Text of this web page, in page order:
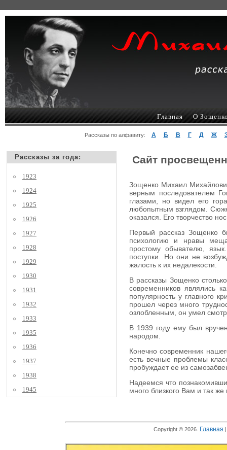
Главная О
Рассказы по алфавиту: А Б В Г Д Ж
Рассказы за года:
1923
1924
1925
1926
1927
1928
1929
1930
1931
1932
1933
1935
1936
1937
1938
1945
Сайт
Зощенко Михаил
верным последователем
глазами, но видел его
любопытным взглядом.
оказался. Его творчество
Первый рассказ Зощенко
психологию и нравы
простому обывателю,
поступки. Но они не
жалость к их недалекости.
В рассказы Зощенко
современников являлись
популярность у главного
прошел через много
озлобленным, он умел
В 1939 году ему был
народом.
Конечно современник
есть вечные проблемы
пробуждает ее из
Надеемся что
много близкого Вам и так
Copyright © 2026. Главная